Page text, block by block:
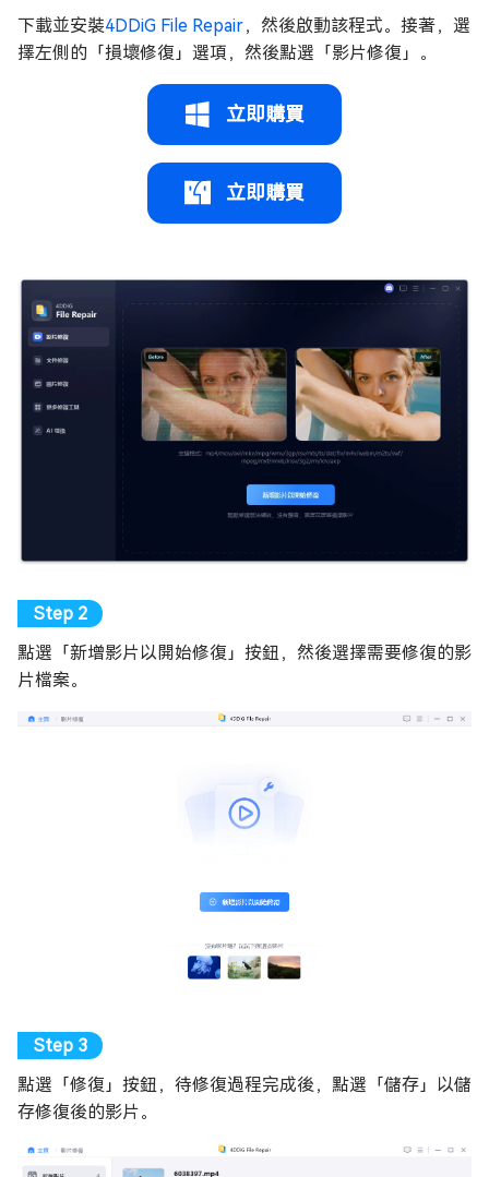
下載並安裝4DDiG File Repair，然後啟動該程式。接著，選
擇左側的「損壞修復」選項，然後點選「影片修復」。
立即購買
立即購買
點選「新增影片以開始修復」按鈕，然後選擇需要修復的影
片檔案。
點選「修復」按鈕，待修復過程完成後，點選「儲存」以儲
存修復後的影片。